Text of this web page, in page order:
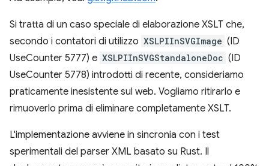
Si tratta di un caso speciale di elaborazione XSLT che,
secondo i contatori di utilizzo XSLPIInSVGImage (ID
UseCounter 5777) e XSLPIInSVGStandaloneDoc (ID
UseCounter 5778) introdotti di recente, consideriamo
praticamente inesistente sul web. Vogliamo ritirarlo e
rimuoverlo prima di eliminare completamente XSLT.
L'implementazione avviene in sincronia con i test
sperimentali del parser XML basato su Rust. Il